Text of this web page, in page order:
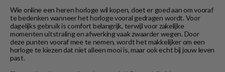
Wie online een heren horloge wil kopen, doet er goed aan om vooraf
te bedenken wanneer het horloge vooral gedragen wordt. Voor
dagelijks gebruik is comfort belangrijk, terwijl voor zakelijke
momenten uitstraling en afwerking vaak zwaarder wegen. Door
deze punten vooraf mee te nemen, wordt het makkelijker om een
horloge te kiezen dat niet alleen mooi is, maar ook echt bij jouw leven
past.